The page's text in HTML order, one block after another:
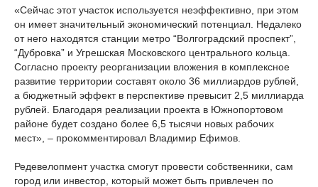
«Сейчас этот участок используется неэффективно, при этом
он имеет значительный экономический потенциал. Недалеко
от него находятся станции метро “Волгоградский проспект”,
“Дубровка” и Угрешская Московского центрального кольца.
Согласно проекту реорганизации вложения в комплексное
развитие территории составят около 36 миллиардов рублей,
а бюджетный эффект в перспективе превысит 2,5 миллиарда
рублей. Благодаря реализации проекта в Южнопортовом
районе будет создано более 6,5 тысячи новых рабочих
мест», – прокомментировал Владимир Ефимов.
Редевелопмент участка смогут провести собственники, сам
город или инвестор, который может быть привлечен по